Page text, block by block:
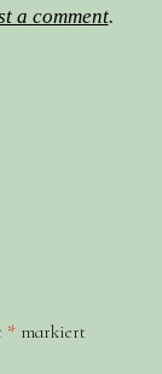
a comment.
* markiert